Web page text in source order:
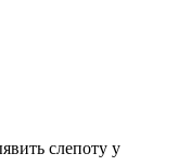
слепоту у